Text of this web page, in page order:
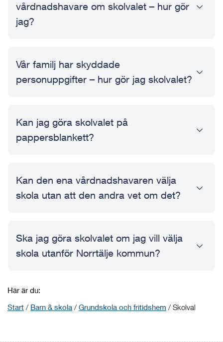
vårdnadshavare om skolvalet – hur gör
jag?
Vår familj har skyddade
personuppgifter – hur gör jag skolvalet?
Kan jag göra skolvalet på
pappersblankett?
Kan den ena vårdnadshavaren välja
skola utan att den andra vet om det?
Ska jag göra skolvalet om jag vill välja
skola utanför Norrtälje kommun?
Här är du:
Start / Barn & skola / Grundskola och fritidshem / Skolval